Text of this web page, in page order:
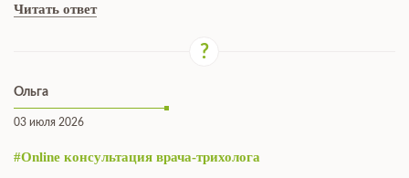
Читать ответ
Ольга
03 июля 2026
#Online консультация врача-трихолога